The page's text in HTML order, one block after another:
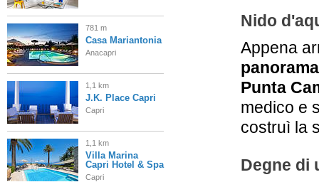
Nido
Appena
Punta
medico e
costruì la
Degne di
781 m
Casa Mariantonia
Anacapri
1,1 km
J.K. Place Capri
Capri
1,1 km
Villa Marina
Capri Hotel & Spa
Capri